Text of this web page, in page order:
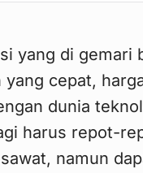
yang di gemari
cepat,
dunia
harus repot-
namun